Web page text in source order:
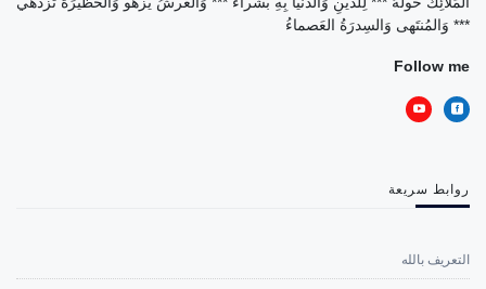
*** وَالمُنتَهى وَالسِدرَةُ العَصماءُ
Follow me
روابط سريعة
التعريف بالله